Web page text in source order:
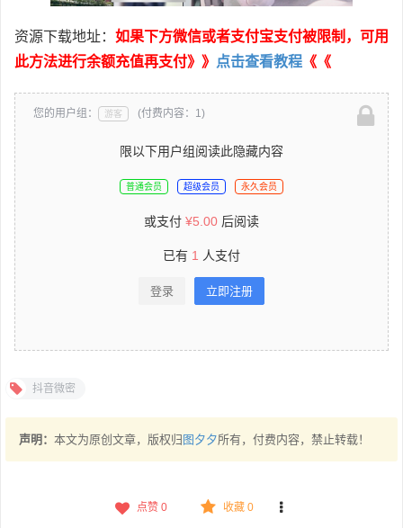
资源下载地址： 如果下方微信或者支付宝支付被限制，可用
此方法进行余额充值再支付》》 点击查看教程 《《
您的用户组： 游客 (付费内容：1)
限以下用户组阅读此隐藏内容
普通会员 超级会员 永久会员
或支付 ¥5.00 后阅读
已有 1 人支付
登录 立即注册
抖音微密
声明： 本文为原创文章，版权归 图夕夕所有，付费内容，禁止转载！
点赞 0 收藏 0